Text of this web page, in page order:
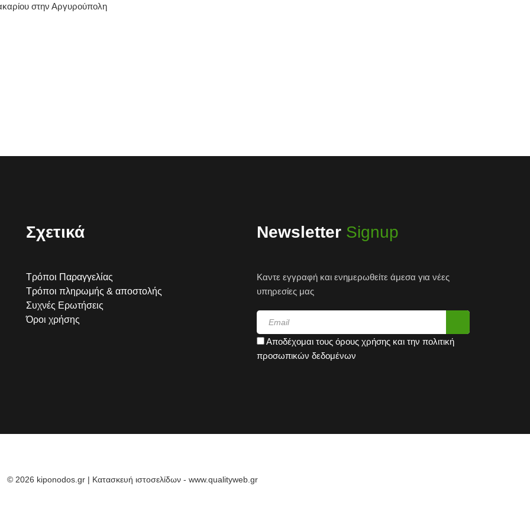
στην Αργυρούπολη
Σχετικά
Τρόποι Παραγγελίας
Τρόποι πληρωμής & αποστολής
Συχνές Ερωτήσεις
Όροι χρήσης
Newsletter Signup
Καντε εγγραφή και ενημερωθείτε άμεσα για νέες
υπηρεσίες μας
Αποδέχομαι τους όρους χρήσης και την πολιτική
προσωπικών δεδομένων
© 2026 kiponodos.gr | Κατασκευή ιστοσελίδων - www.qualityweb.gr